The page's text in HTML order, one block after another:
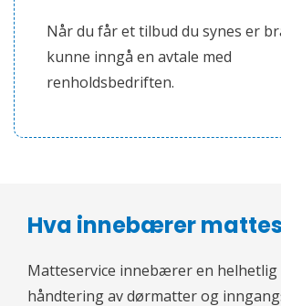
Når du får et tilbud du synes er
kunne inngå en avtale med
renholdsbedriften.
Hva innebærer
Matteservice innebærer en
håndtering av dørmatter og